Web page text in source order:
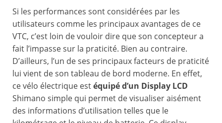
Si les performances sont considérées par les
utilisateurs comme les principaux avantages de ce
VTC, c’est loin de vouloir dire que son concepteur a
fait l’impasse sur la praticité. Bien au contraire.
D’ailleurs, l’un de ses principaux facteurs de praticité
lui vient de son tableau de bord moderne. En effet,
ce vélo électrique estéquipé d’un Display LCD
Shimano simple qui permet de visualiser aisément
des informations d’utilisation telles que le